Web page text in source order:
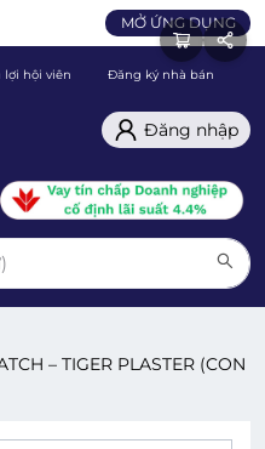
MỞ ỨNG DỤNG
lợi hội viên Đăng ký nhà bán
Đăng nhập
– TIGER PLASTER (CON